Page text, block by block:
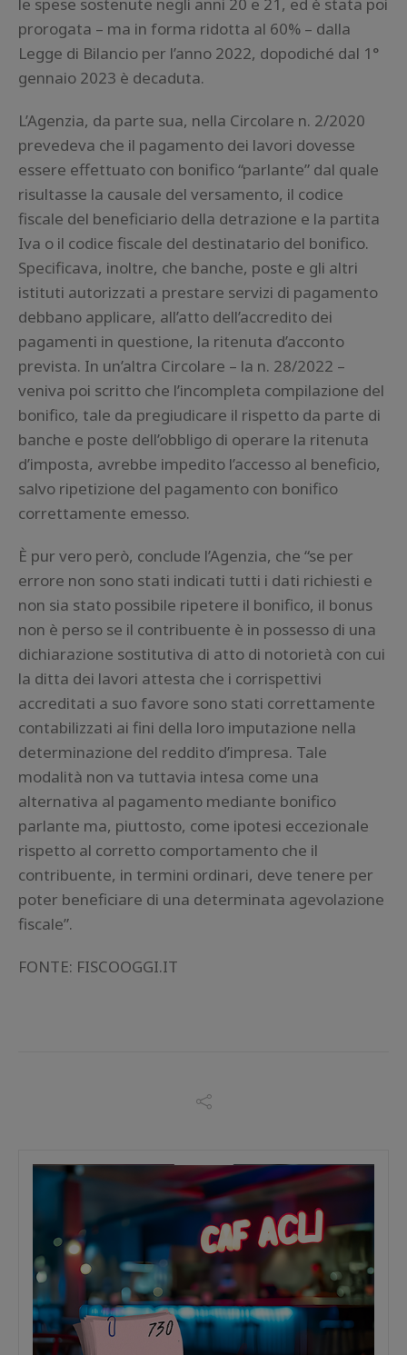
prorogata – ma in forma ridotta al 60% – dalla
Legge di Bilancio per l’anno 2022, dopodiché dal 1°
gennaio 2023 è decaduta.
L’Agenzia, da parte sua, nella Circolare n. 2/2020
prevedeva che il pagamento dei lavori dovesse
essere effettuato con bonifico “parlante” dal quale
risultasse la causale del versamento, il codice
fiscale del beneficiario della detrazione e la partita
Iva o il codice fiscale del destinatario del bonifico.
Specificava, inoltre, che banche, poste e gli altri
istituti autorizzati a prestare servizi di pagamento
debbano applicare, all’atto dell’accredito dei
pagamenti in questione, la ritenuta d’acconto
prevista. In un’altra Circolare – la n. 28/2022 –
veniva poi scritto che l’incompleta compilazione del
bonifico, tale da pregiudicare il rispetto da parte di
banche e poste dell’obbligo di operare la ritenuta
d’imposta, avrebbe impedito l’accesso al beneficio,
salvo ripetizione del pagamento con bonifico
correttamente emesso.
È pur vero però, conclude l’Agenzia, che “se per
errore non sono stati indicati tutti i dati richiesti e
non sia stato possibile ripetere il bonifico, il bonus
non è perso se il contribuente è in possesso di una
dichiarazione sostitutiva di atto di notorietà con cui
la ditta dei lavori attesta che i corrispettivi
accreditati a suo favore sono stati correttamente
contabilizzati ai fini della loro imputazione nella
determinazione del reddito d’impresa. Tale
modalità non va tuttavia intesa come una
alternativa al pagamento mediante bonifico
parlante ma, piuttosto, come ipotesi eccezionale
rispetto al corretto comportamento che il
contribuente, in termini ordinari, deve tenere per
poter beneficiare di una determinata agevolazione
fiscale”.
FONTE: FISCOOGGI.IT